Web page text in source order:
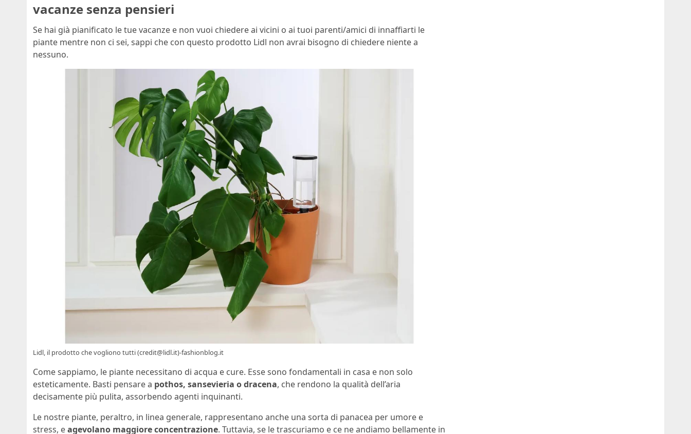
vacanze senza pensieri
Se hai già pianificato le tue vacanze e non vuoi chiedere ai vicini o ai tuoi parenti/amici di innaffiarti le
piante mentre non ci sei, sappi che con questo prodotto Lidl non avrai bisogno di chiedere niente a
nessuno.
Lidl, il prodotto che vogliono tutti (credit@lidl.it)-fashionblog.it
Come sappiamo, le piante necessitano di acqua e cure. Esse sono fondamentali in casa e non solo
esteticamente. Basti pensare a pothos, sansevieria o dracena, che rendono la qualità dell’aria
decisamente più pulita, assorbendo agenti inquinanti.
Le nostre piante, peraltro, in linea generale, rappresentano anche una sorta di panacea per umore e
stress, eagevolano maggiore concentrazione. Tuttavia, se le trascuriamo e ce ne andiamo bellamente in